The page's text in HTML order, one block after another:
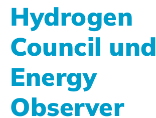
Hydrogen
Council und
Energy
Observer